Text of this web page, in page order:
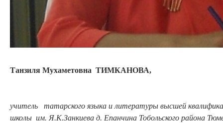
Танзиля Мухаметовна ТИМКАНОВА,
учитель татарского языка и литературы высшей
школы им. Я.К.Занкиева д. Епанчина Тобольского района